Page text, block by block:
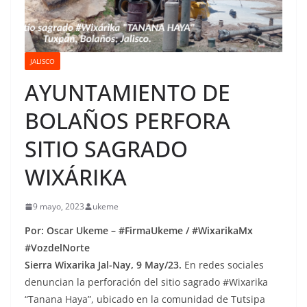
JALISCO
AYUNTAMIENTO DE
BOLAÑOS PERFORA
SITIO SAGRADO
WIXÁRIKA
9 mayo, 2023 ukeme
Por: Oscar Ukeme – #FirmaUkeme / #WixarikaMx
#VozdelNorte
Sierra Wixarika Jal-Nay, 9 May/23. En redes sociales
denuncian la perforación del sitio sagrado #Wixarika
“Tanana Haya”, ubicado en la comunidad de Tutsipa